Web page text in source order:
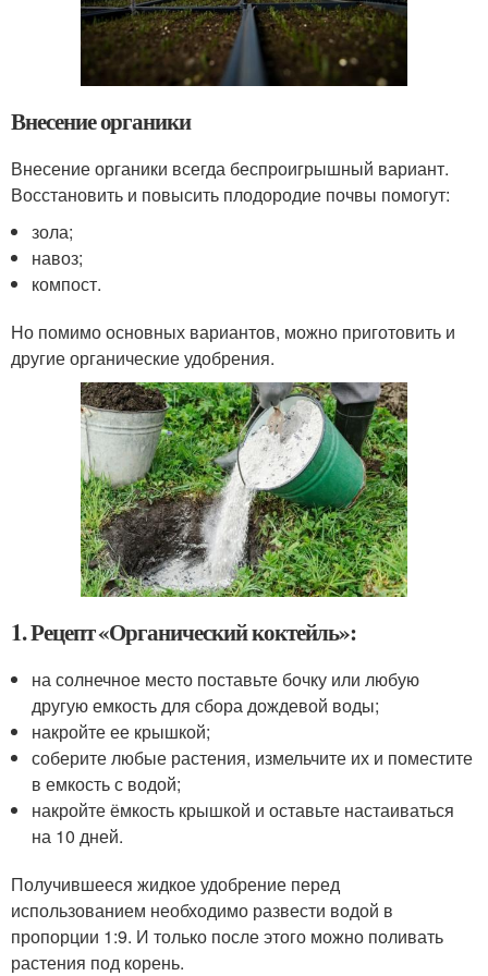
Внесение органики
Внесение органики всегда беспроигрышный вариант.
Восстановить и повысить плодородие почвы помогут:
зола;
навоз;
компост.
Но помимо основных вариантов, можно приготовить и
другие органические удобрения.
1. Рецепт «Органический коктейль»:
на солнечное место поставьте бочку или любую
другую емкость для сбора дождевой воды;
накройте ее крышкой;
соберите любые растения, измельчите их и поместите
в емкость с водой;
накройте ёмкость крышкой и оставьте настаиваться
на 10 дней.
Получившееся жидкое удобрение перед
использованием необходимо развести водой в
пропорции 1:9. И только после этого можно поливать
растения под корень.